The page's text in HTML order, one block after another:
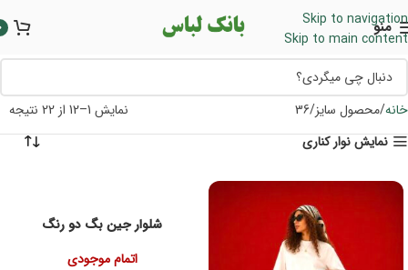
Skip to navigation
Skip to main content
منو
خانه محصول سایز 36
نمایش 1–12 از 22 نتیجه
نمایش نوار کناری
شلوار جین بگ دو رنگ
اتمام موجودی